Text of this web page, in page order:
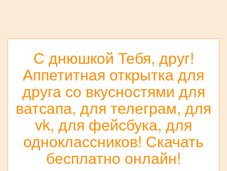
С днюшкой Тебя, друг!
Аппетитная открытка для
друга со вкусностями для
ватсапа, для телеграм, для
vk, для фейсбука, для
одноклассников! Скачать
бесплатно онлайн!